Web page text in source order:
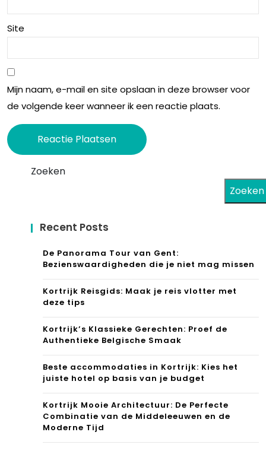
nen
Site
Mijn naam, e-mail en site opslaan in deze browser voor
de volgende keer wanneer ik een reactie plaats.
Zoeken
Zoeken
Recent Posts
De Panorama Tour van Gent:
Bezienswaardigheden die je niet mag missen
Kortrijk Reisgids: Maak je reis vlotter met
deze tips
Kortrijk’s Klassieke Gerechten: Proef de
Authentieke Belgische Smaak
Beste accommodaties in Kortrijk: Kies het
juiste hotel op basis van je budget
Kortrijk Mooie Architectuur: De Perfecte
Combinatie van de Middeleeuwen en de
Moderne Tijd